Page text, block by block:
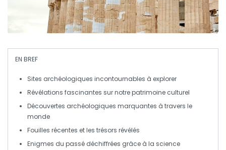
EN BREF
Sites archéologiques incontournables à explorer
Révélations fascinantes sur notrepatrimoine culturel
Découvertes archéologiques marquantes à travers le
monde
Fouilles récentes et les trésors révélés
Enigmes du passé déchiffrées grâce à la science